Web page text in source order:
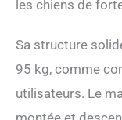
les chiens de
Sa structure
95 kg, comme
utilisateurs. Le